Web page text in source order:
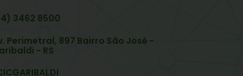
3462 8500
Perimetral, 897 Bairro São José -
- RS